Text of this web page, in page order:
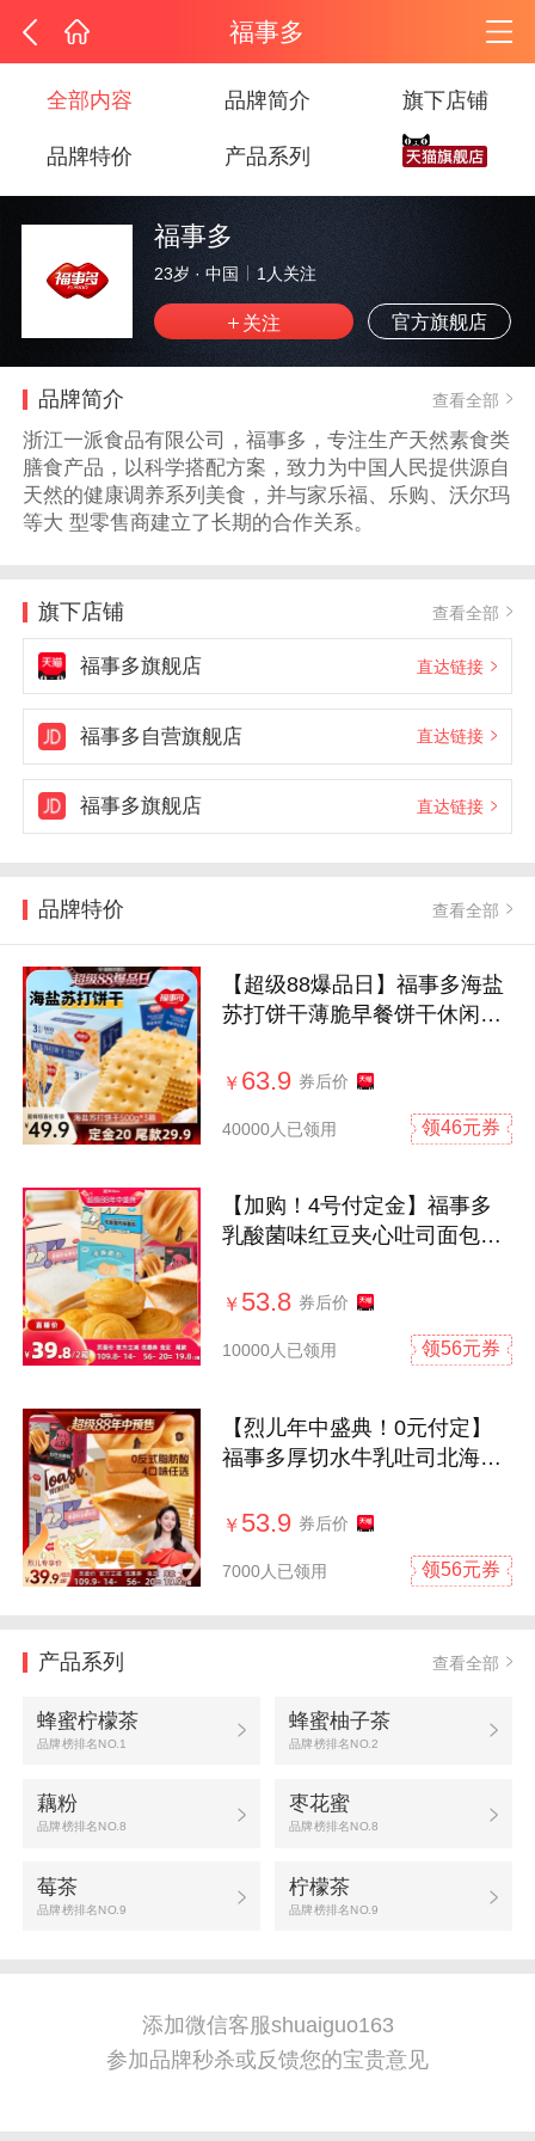
福事多
全部内容 品牌简介 旗下店铺
品牌特价 产品系列
福事多
23岁 · 中国 1 人关注
官方旗舰店
品牌简介 查看全部
浙江一派食品有限公司，福事多，专注生产天然素食类
膳食产品，以科学搭配方案，致力为中国人民提供源自
天然的健康调养系列美食，并与家乐福、乐购、沃尔玛
等大 型零售商建立了长期的合作关系。
旗下店铺 查看全部
福事多旗舰店 直达链接
福事多自营旗舰店 直达链接
福事多旗舰店 直达链接
品牌特价 查看全部
【超级88爆品日】福事多海盐
苏打饼干薄脆早餐饼干休闲零
￥ 63.9 券后价
40000人已领用 领46元券
【加购！4号付定金】福事多
乳酸菌味红豆夹心吐司面包
￥ 53.8 券后价
10000人已领用 领56元券
【烈儿年中盛典！0元付定】
福事多厚切水牛乳吐司北海道
￥ 53.9 券后价
7000人已领用 领56元券
产品系列 查看全部
蜂蜜柠檬茶
品牌榜排名NO.1
蜂蜜柚子茶
品牌榜排名NO.2
藕粉
品牌榜排名NO.8
枣花蜜
品牌榜排名NO.8
莓茶
品牌榜排名NO.9
柠檬茶
品牌榜排名NO.9
添加微信客服shuaiguo163
参加品牌秒杀或反馈您的宝贵意见